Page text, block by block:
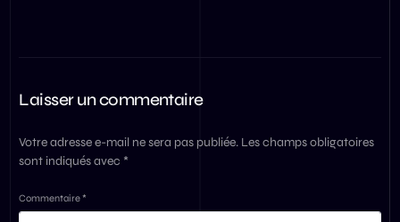
Laisser un commentaire
Votre adresse e-mail ne sera pas publiée. Les champs obligatoires
sont indiqués avec *
Commentaire*